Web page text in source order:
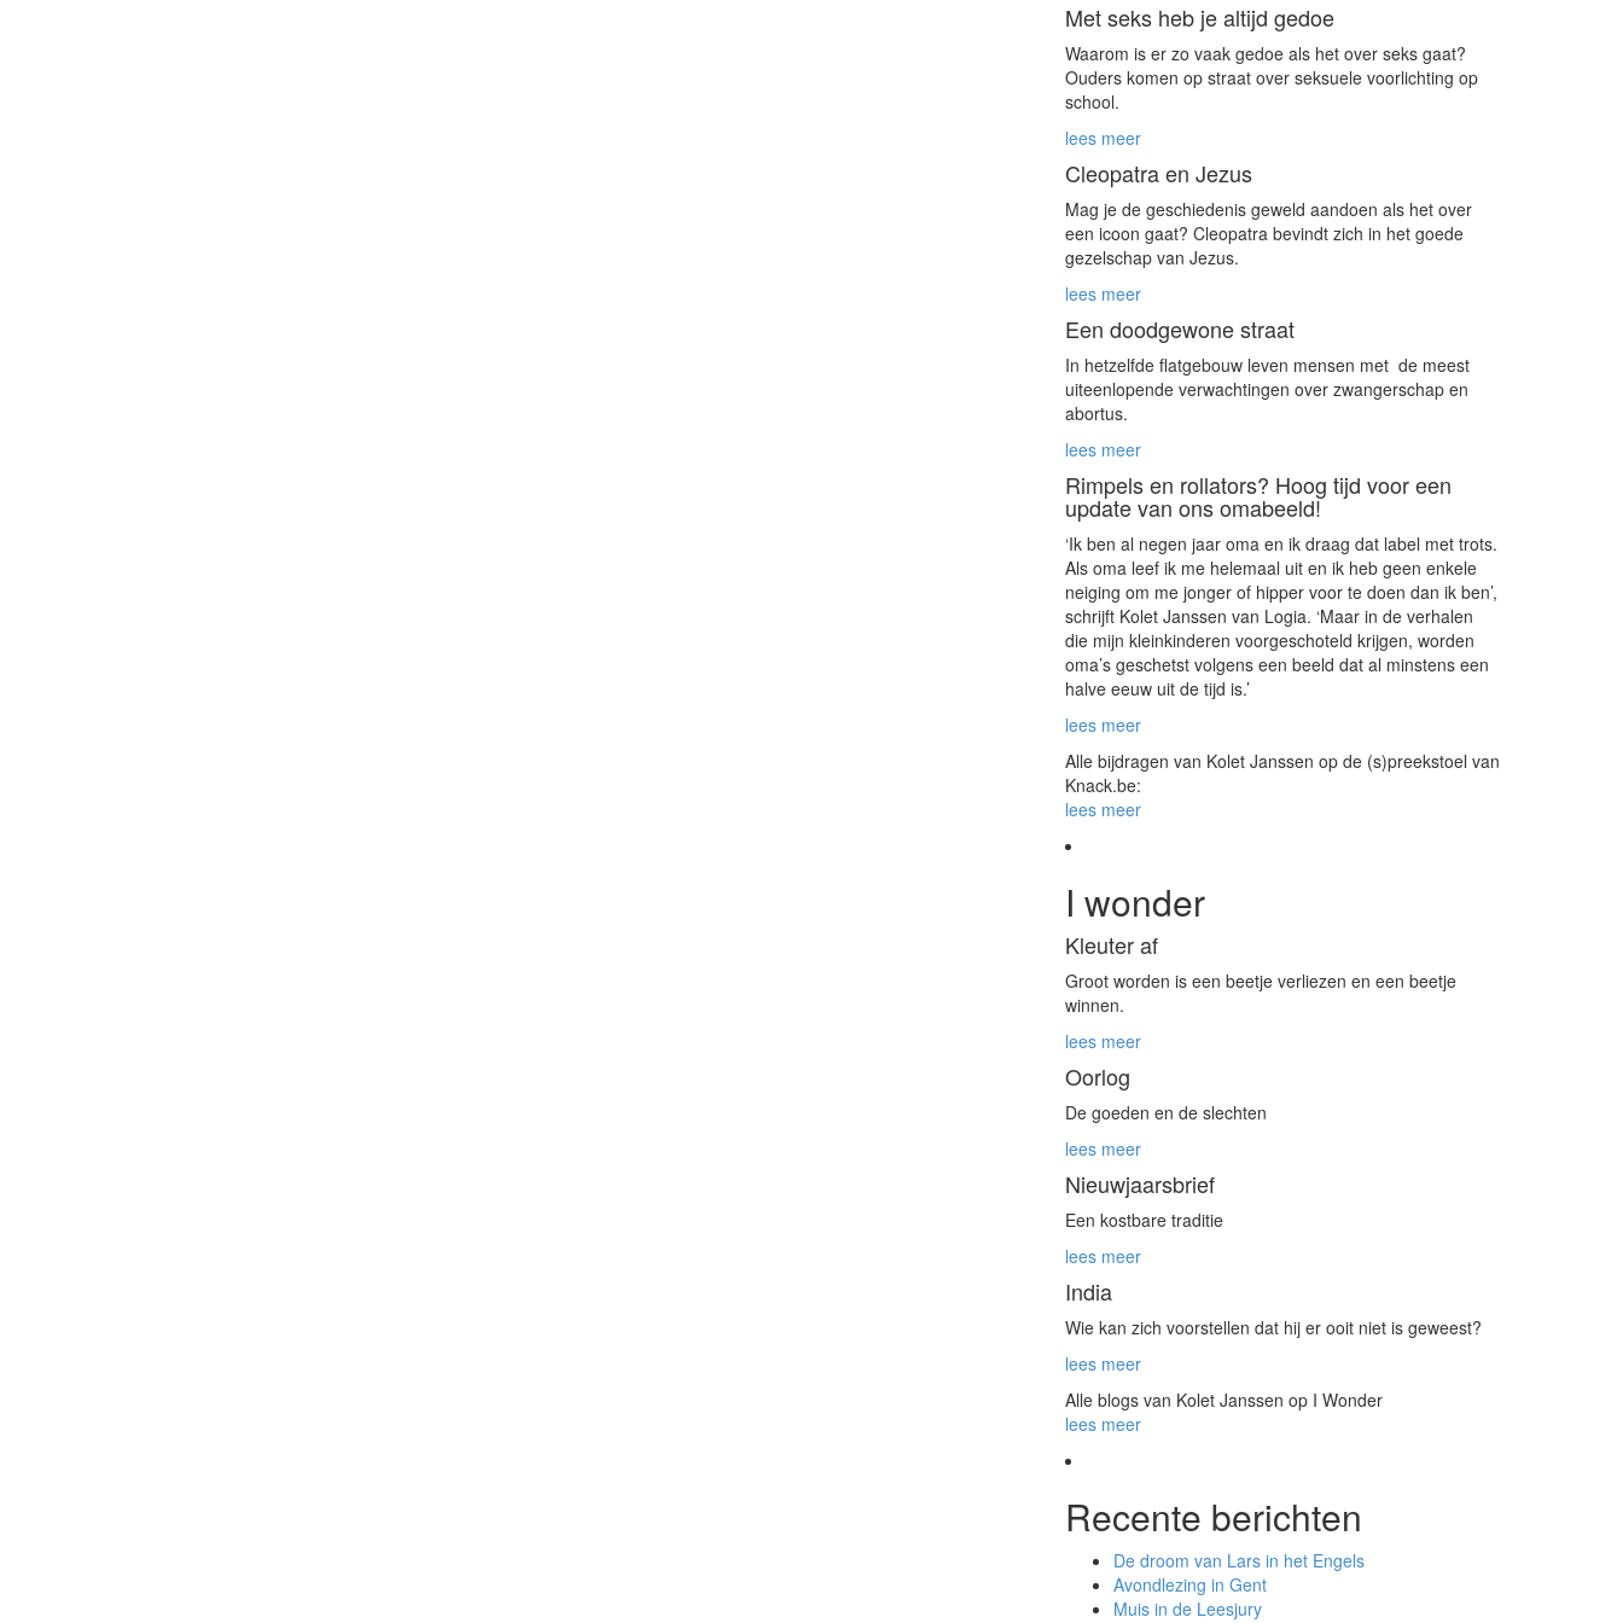
Met seks heb je altijd gedoe
Waarom is er zo vaak gedoe als het over seks gaat?
Ouders komen op straat over seksuele voorlichting op
school.
lees meer
Cleopatra en Jezus
Mag je de geschiedenis geweld aandoen als het over
een icoon gaat? Cleopatra bevindt zich in het goede
gezelschap van Jezus.
lees meer
Een doodgewone straat
In hetzelfde flatgebouw leven mensen met de meest
uiteenlopende verwachtingen over zwangerschap en
abortus.
lees meer
Rimpels en rollators? Hoog tijd voor een
update van ons omabeeld!
‘Ik ben al negen jaar oma en ik draag dat label met trots.
Als oma leef ik me helemaal uit en ik heb geen enkele
neiging om me jonger of hipper voor te doen dan ik ben’,
schrijft Kolet Janssen van Logia. ‘Maar in de verhalen
die mijn kleinkinderen voorgeschoteld krijgen, worden
oma’s geschetst volgens een beeld dat al minstens een
halve eeuw uit de tijd is.’
lees meer
Alle bijdragen van Kolet Janssen op de (s)preekstoel van
Knack.be:
lees meer
I wonder
Kleuter af
Groot worden is een beetje verliezen en een beetje
winnen.
lees meer
Oorlog
De goeden en de slechten
lees meer
Nieuwjaarsbrief
Een kostbare traditie
lees meer
India
Wie kan zich voorstellen dat hij er ooit niet is geweest?
lees meer
Alle blogs van Kolet Janssen op I Wonder
lees meer
Recente berichten
De droom van Lars in het Engels
Avondlezing in Gent
Muis in de Leesjury